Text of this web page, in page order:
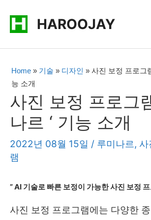
HAROOJAY
Home » 기술 » 디자인 » 사진 보정 프로그
능 소개
사진 보정 프로그
나르 ‘ 기능 소개
2022년 08월 15일 / 루미나르, 사
램
” AI 기술로 빠른 보정이 가능한 사진 보정
사진 보정 프로그램에는 다양한